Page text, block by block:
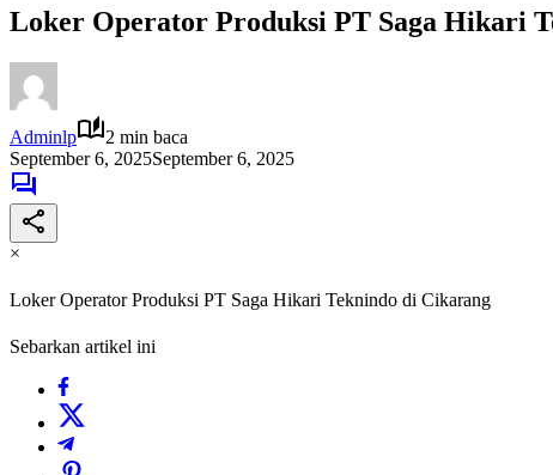
Loker Operator Produksi PT Saga Hikari
Adminlp
2 min baca
September 6, 2025September 6, 2025
×
Loker Operator Produksi PT Saga Hikari Teknindo di Cikarang
Sebarkan artikel ini